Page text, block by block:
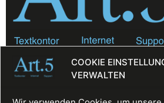
COOKIE
VERWALTEN
Fullservice, Websites, Texte,
Alle Rechte